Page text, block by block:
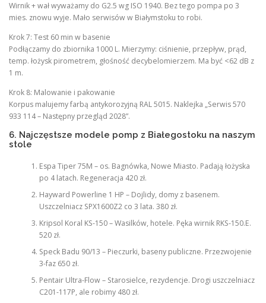
Wirnik + wał wyważamy do G2.5 wg ISO 1940. Bez tego pompa po 3
mies. znowu wyje. Mało serwisów w Białymstoku to robi.
Krok 7: Test 60 min w basenie
Podłączamy do zbiornika 1000 L. Mierzymy: ciśnienie, przepływ, prąd,
temp. łożysk pirometrem, głośność decybelomierzem. Ma być <62 dB z
1 m.
Krok 8: Malowanie i pakowanie
Korpus malujemy farbą antykorozyjną RAL 5015. Naklejka „Serwis 570
933 114 – Następny przegląd 2028”.
6. Najczęstsze modele pomp z Białegostoku na naszym
stole
Espa Tiper 75M – os. Bagnówka, Nowe Miasto. Padają łożyska
po 4 latach. Regeneracja 420 zł.
Hayward Powerline 1 HP – Dojlidy, domy z basenem.
Uszczelniacz SPX1600Z2 co 3 lata. 380 zł.
Kripsol Koral KS-150 – Wasilków, hotele. Pęka wirnik RKS-150.E.
520 zł.
Speck Badu 90/13 – Pieczurki, baseny publiczne. Przezwojenie
3-faz 650 zł.
Pentair Ultra-Flow – Starosielce, rezydencje. Drogi uszczelniacz
C201-117P, ale robimy 480 zł.